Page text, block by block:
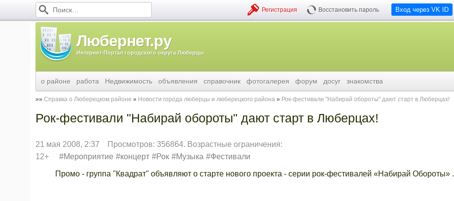
Вход через VK ID
Регистрация Восстановить пароль
Любернет.ру
Интернет-Портал городского округа Люберцы
о районе работа Недвижимость объявления справочник фотогалерея форум досуг знакомства
Справка о Люберецком районе Новости города люберцы и люберецкого района Рок-фестивали "Набирай обороты" дают старт в Люберцах!
Рок-фестивали "Набирай обороты" дают старт в Люберцах!
21 мая 2008, 2:37
Просмотров: 356864. Возрастные ограничения:
12+
Мероприятие концерт Рок Музыка Фестивали
Промо - группа "Квадрат" объявляют о старте нового проекта - серии рок-фестивалей «Набирай Обороты» .